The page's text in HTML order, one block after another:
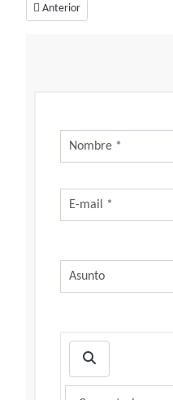
Artículo anterior: Soñar con
Anterior